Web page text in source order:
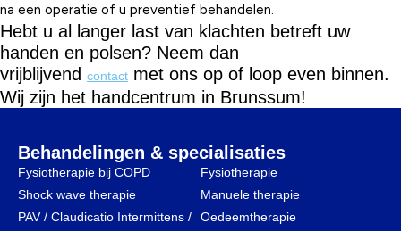
na een operatie of u preventief behandelen.
Hebt u al langer last van klachten betreft uw
handen en polsen? Neem dan
vrijblijvend contact met ons op of loop even binnen.
Wij zijn het handcentrum in Brunssum!
Behandelingen & specialisaties
Fysiotherapie bij COPD
Shock wave therapie
PAV / Claudicatio Intermittens /
Fysiotherapie
Manuele therapie
Oedeemtherapie